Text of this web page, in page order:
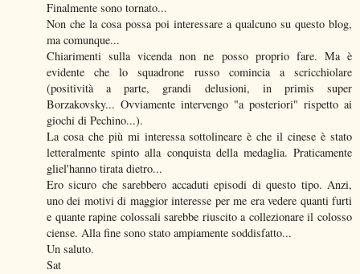
Finalmente sono tornato...
Non che la cosa possa poi interessare a qualcuno su questo blog,
ma comunque...
Chiarimenti sulla vicenda non ne posso proprio fare. Ma è
evidente che lo squadrone russo comincia a scricchiolare
(positività a parte, grandi delusioni, in primis super
Borzakovsky... Ovviamente intervengo "a posteriori" rispetto ai
giochi di Pechino...).
La cosa che più mi interessa sottolineare è che il cinese è stato
letteralmente spinto alla conquista della medaglia. Praticamente
gliel'hanno tirata dietro...
Ero sicuro che sarebbero accaduti episodi di questo tipo. Anzi,
uno dei motivi di maggior interesse per me era vedere quanti furti
e quante rapine colossali sarebbe riuscito a collezionare il colosso
ciense. Alla fine sono stato ampiamente soddisfatto...
Un saluto.
Sat